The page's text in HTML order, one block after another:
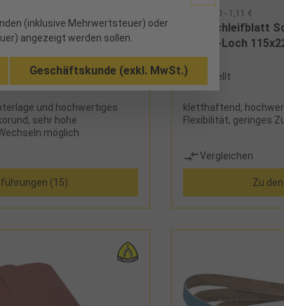
Siatop 1815 D150mm
und hochwertiges
sehr hohe
möglich
(15)
52689640 - 1,11 €
Klettschleifblatt
Cut 10-Loch
bestellt
kletthaftend,
Flexibilität, geringes
Vergleichen
Zu
(inklusive Mehrwertsteuer) oder
angezeigt werden sollen.
Geschäftskunde (exkl. MwSt.)